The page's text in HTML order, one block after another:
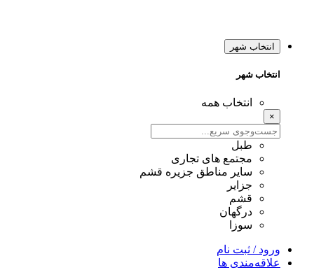
انتخاب شهر
انتخاب شهر
انتخاب همه
×
طبل
مجتمع های تجاری
سایر مناطق جزیره قشم
جزایر
قشم
درگهان
سوزا
ورود / ثبت نام
علاقه‌مندی ها